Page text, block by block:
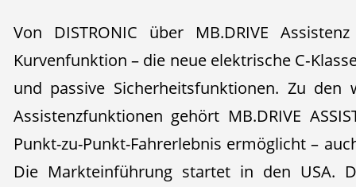
Von DISTRONIC über MB.DRIVE
Kurvenfunktion – die neue elektrische
und passive Sicherheitsfunktionen. Zu den
Assistenzfunktionen gehört MB.DRIVE
Punkt-zu-Punkt-Fahrerlebnis ermöglicht –
Die Markteinführung startet in den USA.